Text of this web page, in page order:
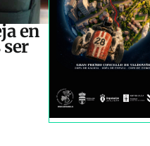
en
ser